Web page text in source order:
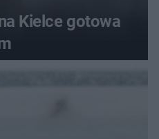
Kielce gotowa